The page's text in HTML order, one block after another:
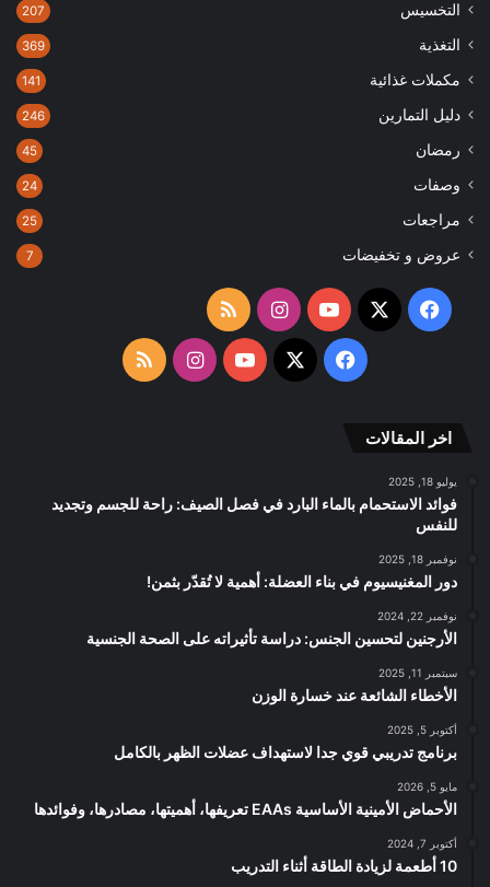
التخسيس 207
التغذية 369
مكملات غذائية 141
دليل التمارين 246
رمضان 45
وصفات 24
مراجعات 25
عروض و تخفيضات 7
فيسبوك
‫X
‫YouTubeانستقرامملخص
الموقع
فيسبوك
‫X
‫YouTubeانستقرامملخص
اخر المقالات
يوليو 18, 2025
فوائد الاستحمام بالماء البارد في فصل الصيف: راحة للجسم وتجديد
للنفس
نوفمبر 18, 2025
دور المغنيسيوم في بناء العضلة: أهمية لا تُقدّر بثمن!
نوفمبر 22, 2024
الأرجنين لتحسين الجنس: دراسة تأثيراته على الصحة الجنسية
سبتمبر 11, 2025
الأخطاء الشائعة عند خسارة الوزن
أكتوبر 5, 2025
برنامج تدريبي قوي جدا لاستهداف عضلات الظهر بالكامل
مايو 5, 2026
الأحماض الأمينية الأساسية EAAs تعريفها، أهميتها، مصادرها، وفوائدها
أكتوبر 7, 2024
10 أطعمة لزيادة الطاقة أثناء التدريب